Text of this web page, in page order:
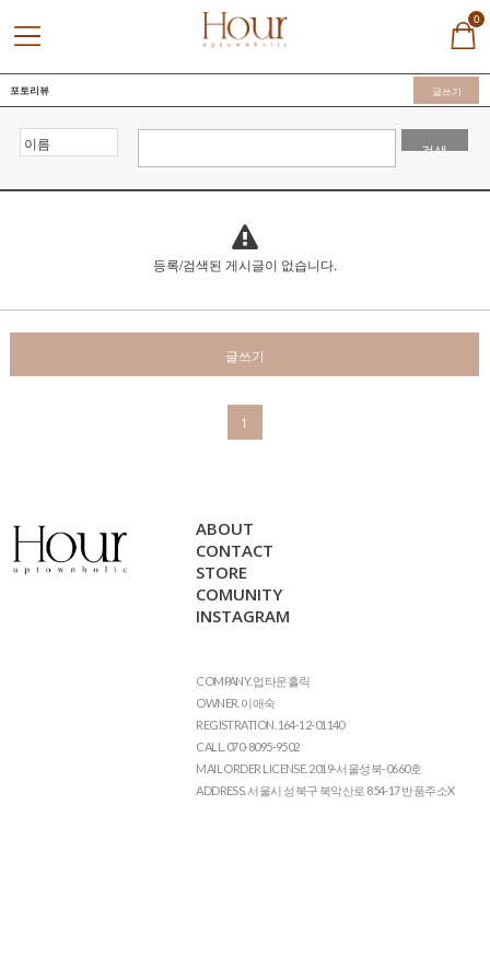
0
포토리뷰 글쓰기
검색
등록/검색된 게시글이 없습니다.
글쓰기
1
ABOUT
CONTACT
STORE
COMUNITY
INSTAGRAM
COMPANY. 업타운홀릭
OWNER. 이애숙
REGISTRATION. 164-12-01140
CALL. 070-8095-9502
MAIL ORDER LICENSE. 2019-서울성북-0660호
ADDRESS. 서울시 성북구 북악산로 854-17 반품주소X